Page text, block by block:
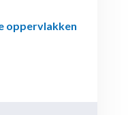
oppervlakken